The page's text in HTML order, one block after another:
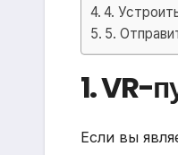
4.
5.
1. VR-
Если вы